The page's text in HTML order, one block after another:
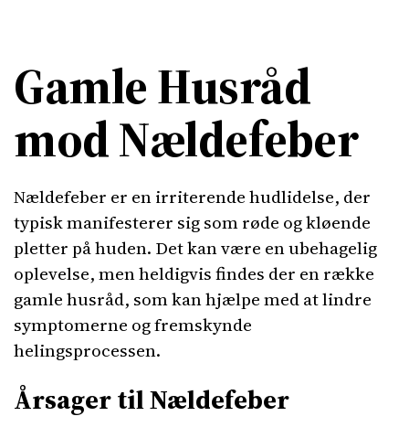
Gamle Husråd
mod Nældefeber
Nældefeber er en irriterende hudlidelse, der
typisk manifesterer sig som røde og kløende
pletter på huden. Det kan være en ubehagelig
oplevelse, men heldigvis findes der en række
gamle husråd, som kan hjælpe med at lindre
symptomerne og fremskynde
helingsprocessen.
Årsager til Nældefeber